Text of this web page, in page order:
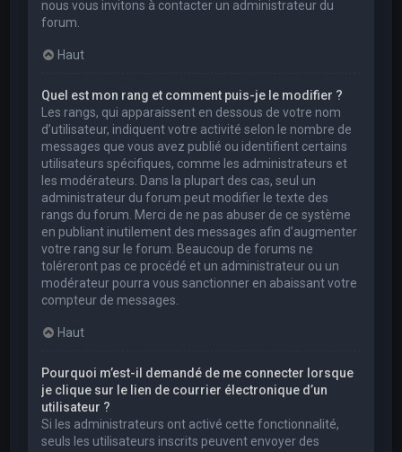
nous vous invitons à contacter un administrateur du
forum.
Haut
Quel est mon rang et comment puis-je le modifier ?
Les rangs, qui apparaissent en dessous de votre nom
d’utilisateur, indiquent votre activité selon le nombre de
messages que vous avez publié ou identifient certains
utilisateurs spécifiques, comme les administrateurs et
les modérateurs. Dans la plupart des cas, seul un
administrateur du forum peut modifier le texte des
rangs du forum. Merci de ne pas abuser de ce système
en publiant inutilement des messages afin d’augmenter
votre rang sur le forum. Beaucoup de forums ne
toléreront pas ce procédé et un administrateur ou un
modérateur pourra vous sanctionner en abaissant votre
compteur de messages.
Haut
Pourquoi m’est-il demandé de me connecter lorsque
je clique sur le lien de courrier électronique d’un
utilisateur ?
Si les administrateurs ont activé cette fonctionnalité,
seuls les utilisateurs inscrits peuvent envoyer des